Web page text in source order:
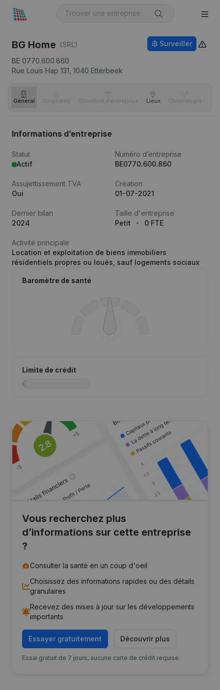
BG Home (SRL)
BE 0770.600.860
Rue Louis Hap 131, 1040 Etterbeek
Surveiller
Général Dirigeants Structure d'entreprise Lieux Chronologie
Informations d’entreprise
Statut
Actif
Numéro d’entreprise
BE0770.600.860
Assujettissement TVA
Oui
Création
01-07-2021
Dernier bilan
2024
Taille d'entreprise
Petit
0 FTE
Activité principale
Location et exploitation de biens immobiliers
résidentiels propres ou loués, sauf logements sociaux
Baromètre de santé
Limite de crédit
Vous recherchez plus
d’informations sur cette entreprise
?
Consulter la santé en un coup d'oeil
Choisissez des informations rapides ou des détails
granulaires
Recevez des mises à jour sur les développements
importants
Essayer gratuitement Découvrir plus
Essai gratuit de 7 jours, aucune carte de crédit requise.